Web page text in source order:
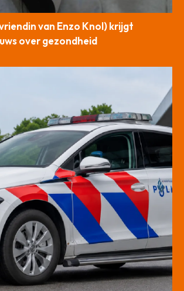
van Enzo Knol) krijgt
over gezondheid